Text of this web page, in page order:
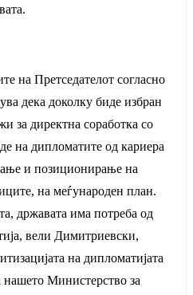
на Претседателот согласно
дека доколку биде избран
за директна соработка со
на дипломатите од кариера
и позиционирање на
на меѓународен план.
државата има потреба од
вели Димитриевски,
на дипломатијата
Министерство за